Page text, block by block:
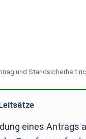
und Standsicherheit
eines Antrags